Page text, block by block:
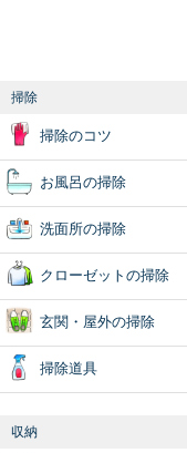
掃除
掃除のコツ
お風呂の掃除
洗面所の掃除
クローゼットの掃除
玄関・屋外の掃除
掃除道具
収納